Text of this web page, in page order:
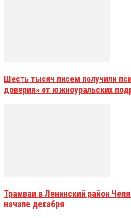
Шесть тысяч писем получили
доверия» от южноуральских
Трамваи в Ленинский район
начале декабря